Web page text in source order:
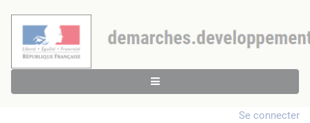
Se connecter